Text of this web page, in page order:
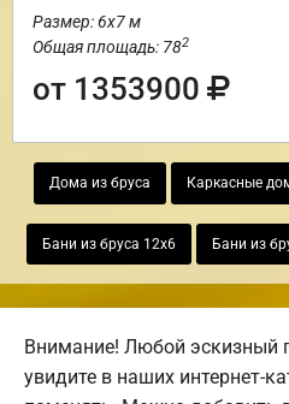
Размер: 6х7 м
Общая площадь: 782
от 1353900
Дома из бруса Каркасные
Бани из бруса 12х6 Бани из
Внимание! Любой эскизный
увидите в наших интернет-